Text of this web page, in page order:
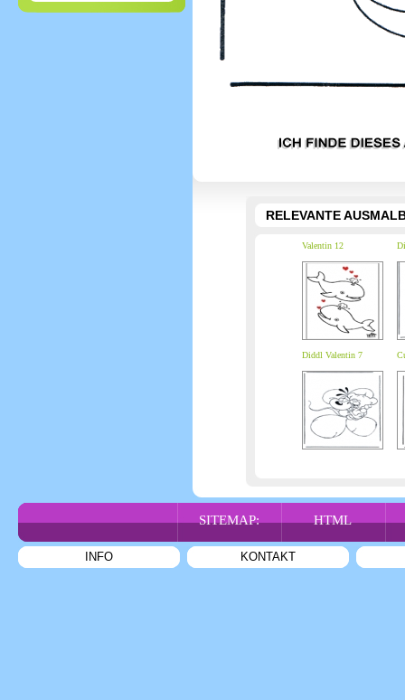
RELEVANTE
Valentin 12
Diddl Valentin 7
SITEMAP: HTML
INFO KONTAKT